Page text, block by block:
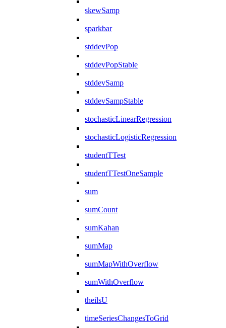
skewSamp
sparkbar
stddevPop
stddevPopStable
stddevSamp
stddevSampStable
stochasticLinearRegression
stochasticLogisticRegression
studentTTest
studentTTestOneSample
sum
sumCount
sumKahan
sumMap
sumMapWithOverflow
sumWithOverflow
theilsU
timeSeriesChangesToGrid